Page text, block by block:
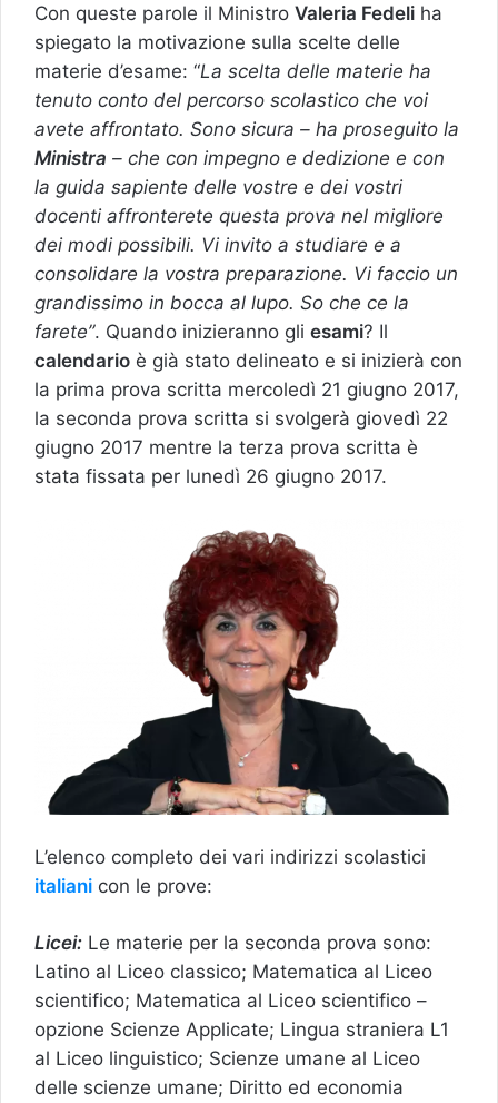
Con queste parole il Ministro Valeria Fedeli ha
spiegato la motivazione sulla scelte delle
materie d’esame: “La scelta delle materie ha
tenuto conto del percorso scolastico che voi
avete affrontato. Sono sicura – ha proseguito la
Ministra – che con impegno e dedizione e con
la guida sapiente delle vostre e dei vostri
docenti affronterete questa prova nel migliore
dei modi possibili. Vi invito a studiare e a
consolidare la vostra preparazione. Vi faccio un
grandissimo in bocca al lupo. So che ce la
farete”. Quando inizieranno gli esami? Il
calendario è già stato delineato e si inizierà con
la prima prova scritta mercoledì 21 giugno 2017,
la seconda prova scritta si svolgerà giovedì 22
giugno 2017 mentre la terza prova scritta è
stata fissata per lunedì 26 giugno 2017.
L’elenco completo dei vari indirizzi scolastici
italiani con le prove:
Licei: Le materie per la seconda prova sono:
Latino al Liceo classico; Matematica al Liceo
scientifico; Matematica al Liceo scientifico –
opzione Scienze Applicate; Lingua straniera L1
al Liceo linguistico; Scienze umane al Liceo
delle scienze umane; Diritto ed economia